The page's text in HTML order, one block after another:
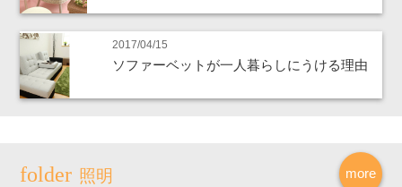
2017/04/15
ソファーベットが一人暮らしにうける理由
more
照明